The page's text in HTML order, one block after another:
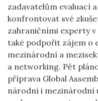
zadavatelům evaluací
konfrontovat své
zahraničními experty
také podpořit zájem o
mezinárodní a
a networking. Pět
příprava Global
národní i